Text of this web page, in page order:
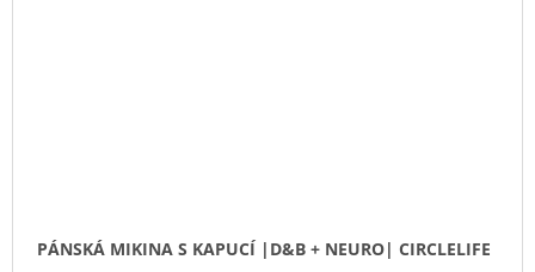
PÁNSKÁ MIKINA S KAPUCÍ |D&B + NEURO| CIRCLELIFE